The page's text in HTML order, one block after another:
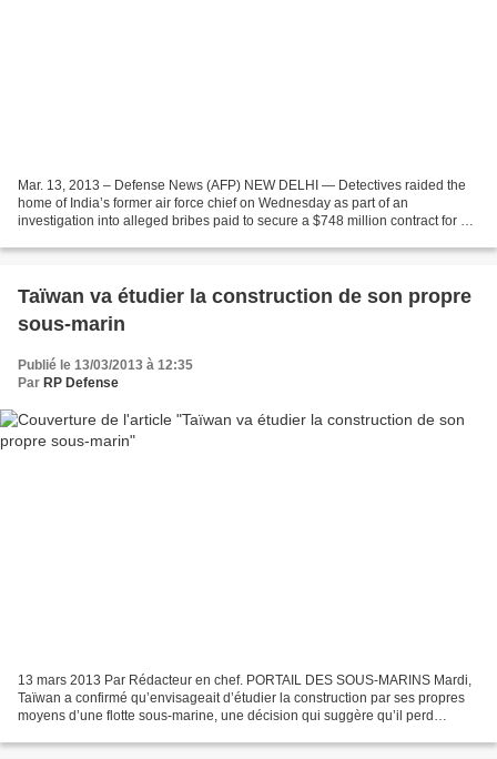
Mar. 13, 2013 – Defense News (AFP) NEW DELHI — Detectives raided the
home of India’s former air force chief on Wednesday as part of an
investigation into alleged bribes paid to secure a $748 million contract for 12
Taïwan va étudier la construction de son propre
sous-marin
Publié le 13/03/2013 à 12:35
Par RP Defense
13 mars 2013 Par Rédacteur en chef. PORTAIL DES SOUS-MARINS Mardi,
Taïwan a confirmé qu’envisageait d’étudier la construction par ses propres
moyens d’une flotte sous-marine, une décision qui suggère qu’il perd